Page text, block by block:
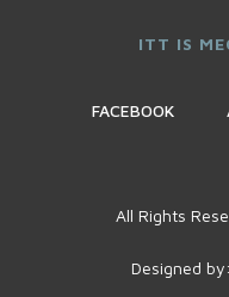
ITT IS
FACEBOOK
All Rights
Designed by: